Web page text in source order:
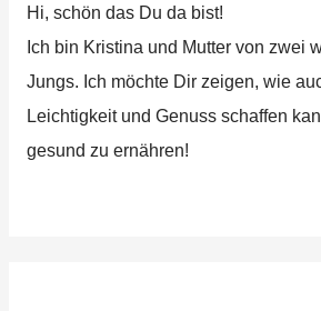
Hi, schön das Du da bist!
Ich bin Kristina und Mutter von zwei
Jungs. Ich möchte Dir zeigen, wie
Leichtigkeit und Genuss schaffen
gesund zu ernähren!